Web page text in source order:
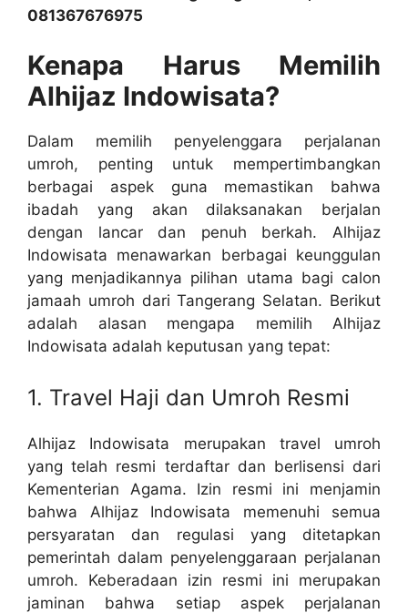
081367676975
Kenapa Harus Memilih
Alhijaz Indowisata?
Dalam memilih penyelenggara perjalanan
umroh, penting untuk mempertimbangkan
berbagai aspek guna memastikan bahwa
ibadah yang akan dilaksanakan berjalan
dengan lancar dan penuh berkah. Alhijaz
Indowisata menawarkan berbagai keunggulan
yang menjadikannya pilihan utama bagi calon
jamaah umroh dari Tangerang Selatan. Berikut
adalah alasan mengapa memilih Alhijaz
Indowisata adalah keputusan yang tepat:
1. Travel Haji dan Umroh Resmi
Alhijaz Indowisata merupakan travel umroh
yang telah resmi terdaftar dan berlisensi dari
Kementerian Agama. Izin resmi ini menjamin
bahwa Alhijaz Indowisata memenuhi semua
persyaratan dan regulasi yang ditetapkan
pemerintah dalam penyelenggaraan perjalanan
umroh. Keberadaan izin resmi ini merupakan
jaminan bahwa setiap aspek perjalanan